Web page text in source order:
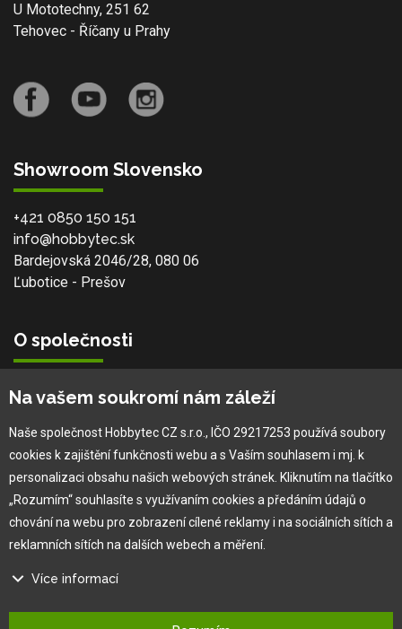
U Mototechny, 251 62
Tehovec - Říčany u Prahy
Showroom Slovensko
+421 0850 150 151
info@hobbytec.sk
Bardejovská 2046/28, 080 06
Ľubotice - Prešov
O společnosti
Vlastní výroba
Náš tým
O nás
Pro zákazníka
Obchodní podmínky
Jak na reklamaci
Na vašem soukromí nám záleží
Naše společnost Hobbytec CZ s.r.o., IČO 29217253 používá soubory
cookies k zajištění funkčnosti webu a s Vaším souhlasem i mj. k
personalizaci obsahu našich webových stránek. Kliknutím na tlačítko
„Rozumím“ souhlasíte s využívaním cookies a předáním údajů o
chování na webu pro zobrazení cílené reklamy i na sociálních sítích a
reklamních sítích na dalších webech a měření.
Více informací
Na našem webu používáme několik druhů kategorií cookies: